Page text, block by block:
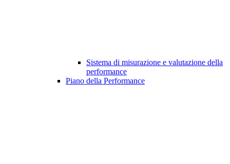
Sistema di misurazione e valutazione della
performance
Piano della Performance